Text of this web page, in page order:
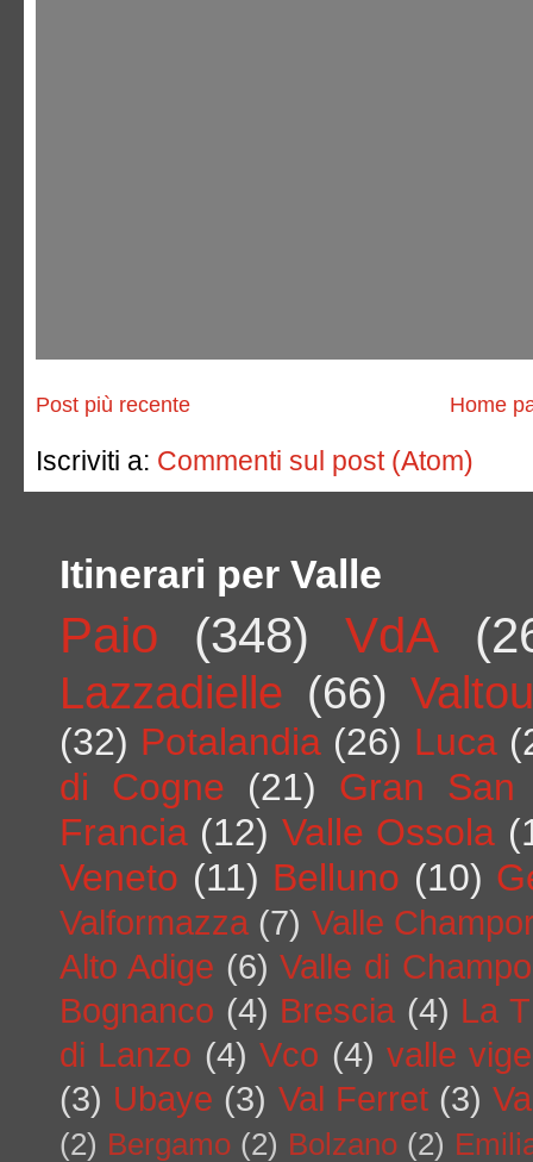
Post più recente Home
Iscriviti a: Commenti sul post (Atom)
Itinerari per Valle
Paio (348) VdA
Lazzadielle (66)
(32) Potalandia (26) Luca
di Cogne
(21)
Gran San
Francia (12) Valle Ossola
Veneto (11) Belluno (10)
Valformazza (7) Valle
Alto Adige (6) Valle di
Bognanco (4) Brescia (4) La
di Lanzo (4) Vco (4) valle
(3) Ubaye (3) Val Ferret (3)
(2) Bergamo (2) Bolzano (2)